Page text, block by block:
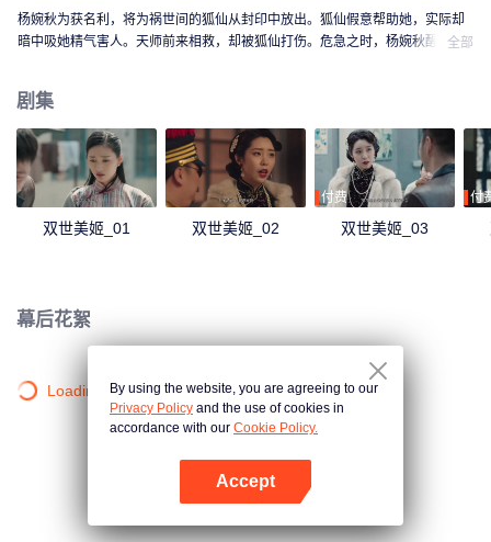
杨婉秋为获名利，将为祸世间的狐仙从封印中放出。狐仙假意帮助她，实际却
暗中吸她精气害人。天师前来相救，却被狐仙打伤。危急之时，杨婉秋醒悟发
全部
剧集
双世美姬_01 双世美姬_02
付费
双世美姬_03
付
幕后花絮
Loading…By using the website, you are agreeing to our
Privacy Policy and the use of cookies in
accordance with our Cookie Policy.
Accept